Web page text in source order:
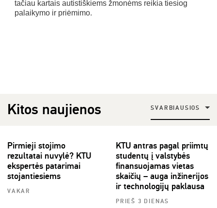
tačiau kartais autistiškiems žmonėms reikia tiesiog
palaikymo ir priėmimo.
Kitos naujienos SVARBIAUSIOS
Pirmieji stojimo
rezultatai nuvylė? KTU
ekspertės patarimai
stojantiesiems
VAKAR
KTU antras pagal priimtų
studentų į valstybės
finansuojamas vietas
skaičių – auga inžinerijos
ir technologijų paklausa
PRIEŠ 3 DIENAS